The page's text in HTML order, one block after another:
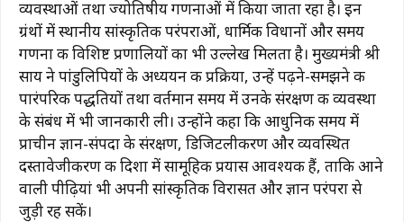
व्यवस्थाओं तथा ज्योतिषीय गणनाओं में किया जाता रहा है। इन
ग्रंथों में स्थानीय सांस्कृतिक परंपराओं, धार्मिक विधानों और समय
गणना की विशिष्ट प्रणालियों का भी उल्लेख मिलता है। मुख्यमंत्री श्री
साय ने पांडुलिपियों के अध्ययन की प्रक्रिया, उन्हें पढ़ने-समझने की
पारंपरिक पद्धतियों तथा वर्तमान समय में उनके संरक्षण की व्यवस्था
के संबंध में भी जानकारी ली। उन्होंने कहा कि आधुनिक समय में
प्राचीन ज्ञान-संपदा के संरक्षण, डिजिटलीकरण और व्यवस्थित
दस्तावेजीकरण की दिशा में सामूहिक प्रयास आवश्यक हैं, ताकि आने
वाली पीढ़ियां भी अपनी सांस्कृतिक विरासत और ज्ञान परंपरा से
जुड़ी रह सकें।